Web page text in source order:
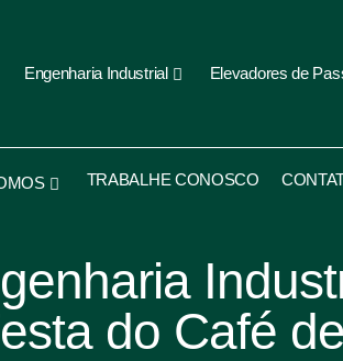
Engenharia Industrial Elevadores de
TRABALHE CONOSCO
do Café